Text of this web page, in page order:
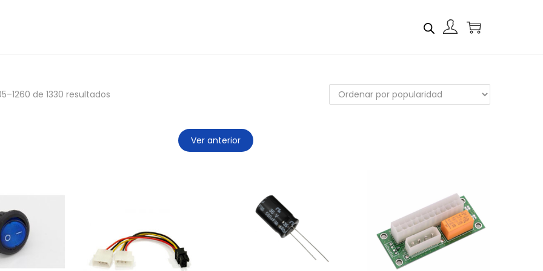
Ver anterior
–1260 de 1330 resultados